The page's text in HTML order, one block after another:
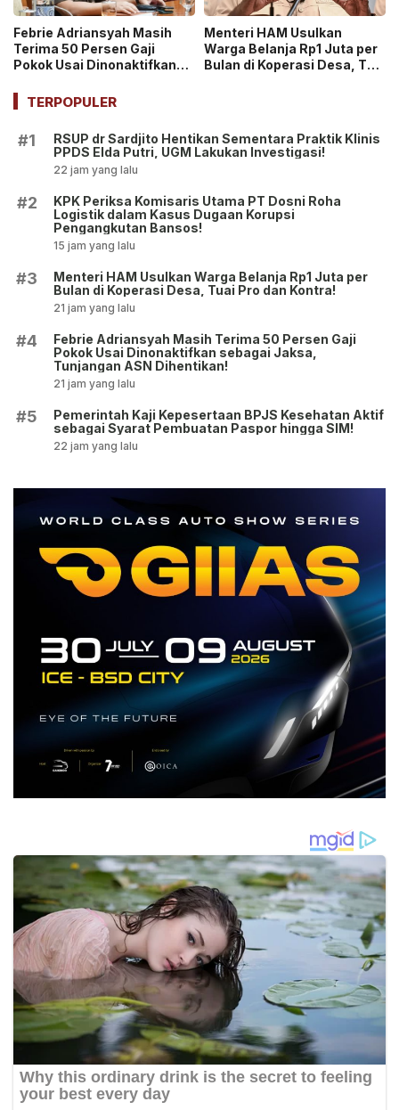
Febrie Adriansyah Masih
Terima 50 Persen Gaji
Pokok Usai Dinonaktifkan
ASN Dihentikan!
Menteri HAM Usulkan
Warga Belanja Rp1 Juta per
Bulan di Koperasi Desa, Tuai
TERPOPULER
#1
RSUP dr Sardjito Hentikan Sementara Praktik Klinis
PPDS Elda Putri, UGM Lakukan Investigasi!
22 jam yang lalu
#2
KPK Periksa Komisaris Utama PT Dosni Roha
Logistik dalam Kasus Dugaan Korupsi
Pengangkutan Bansos!
15 jam yang lalu
#3
Menteri HAM Usulkan Warga Belanja Rp1 Juta per
Bulan di Koperasi Desa, Tuai Pro dan Kontra!
21 jam yang lalu
#4
Febrie Adriansyah Masih Terima 50 Persen Gaji
Pokok Usai Dinonaktifkan sebagai Jaksa,
Tunjangan ASN Dihentikan!
21 jam yang lalu
#5
Pemerintah Kaji Kepesertaan BPJS Kesehatan Aktif
sebagai Syarat Pembuatan Paspor hingga SIM!
22 jam yang lalu